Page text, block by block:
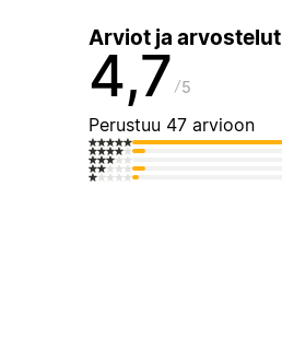
Arviot ja arvostelut
4,7 5
Perustuu 47 arvioon